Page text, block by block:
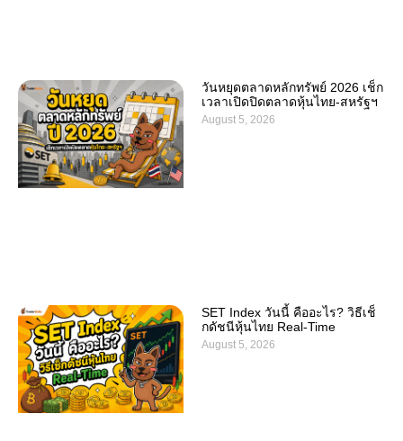
วันหยุดตลาดหลักทรัพย์ 2026 เช็ก
เวลาเปิดปิดตลาดหุ้นไทย-สหรัฐฯ
August 5, 2026
SET Index วันนี้ คืออะไร? วิธีเช็
กดัชนีหุ้นไทย Real-Time
August 5, 2026